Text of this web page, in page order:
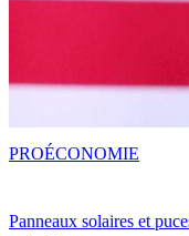
Panneaux solaires et
PROÉCONOMIE